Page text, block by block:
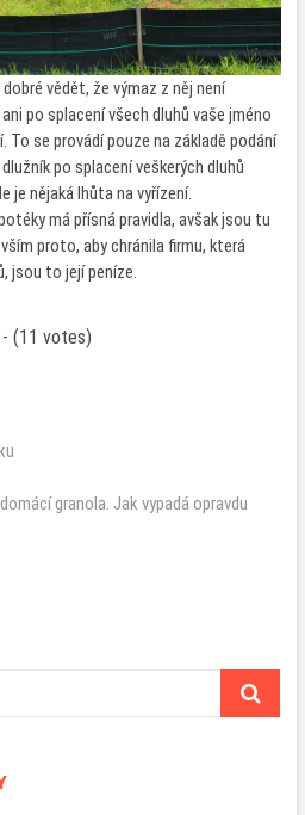
vědět, že výmaz z něj není
po splacení všech dluhů vaše jméno
se provádí pouze na základě podání
po splacení veškerých dluhů
je nějaká lhůta na vyřízení.
má přísná pravidla, avšak jsou tu
proto, aby chránila firmu, která
jsou to její peníze.
(11 votes)
granola. Jak vypadá opravdu